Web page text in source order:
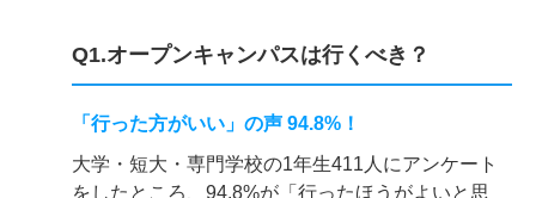
Q1.オープンキャンパスは行くべき？
「行った方がいい」の声 94.8%！
大学・短大・専門学校の1年生411人にアンケート
をしたところ、94.8%が「行ったほうがよいと思